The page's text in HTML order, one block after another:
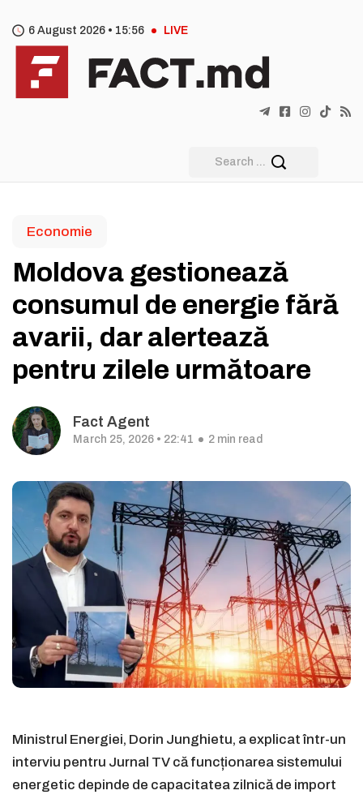
6 August 2026 • 15 56 LIVE
Economie
Moldova gestionează
consumul de energie fără
avarii, dar alertează
pentru zilele următoare
Fact Agent
March 25, 2026 • 22:41 2 min read
Ministrul Energiei, Dorin Junghietu, a explicat într-un
interviu pentru Jurnal TV că funcționarea sistemului
energetic depinde de capacitatea zilnică de import